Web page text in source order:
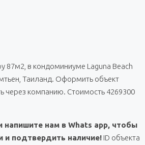
87м2, в кондоминиуме Laguna Beach
Таиланд. Оформить объект
через компанию. Стоимость 4269300
напишите нам в Whats app, чтобы
и подтвердить наличие! ID объекта